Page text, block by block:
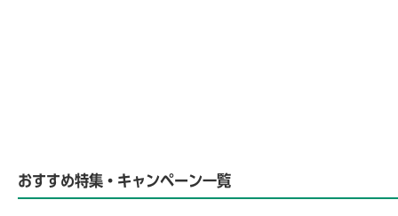
おすすめ特集・キャンペーン一覧